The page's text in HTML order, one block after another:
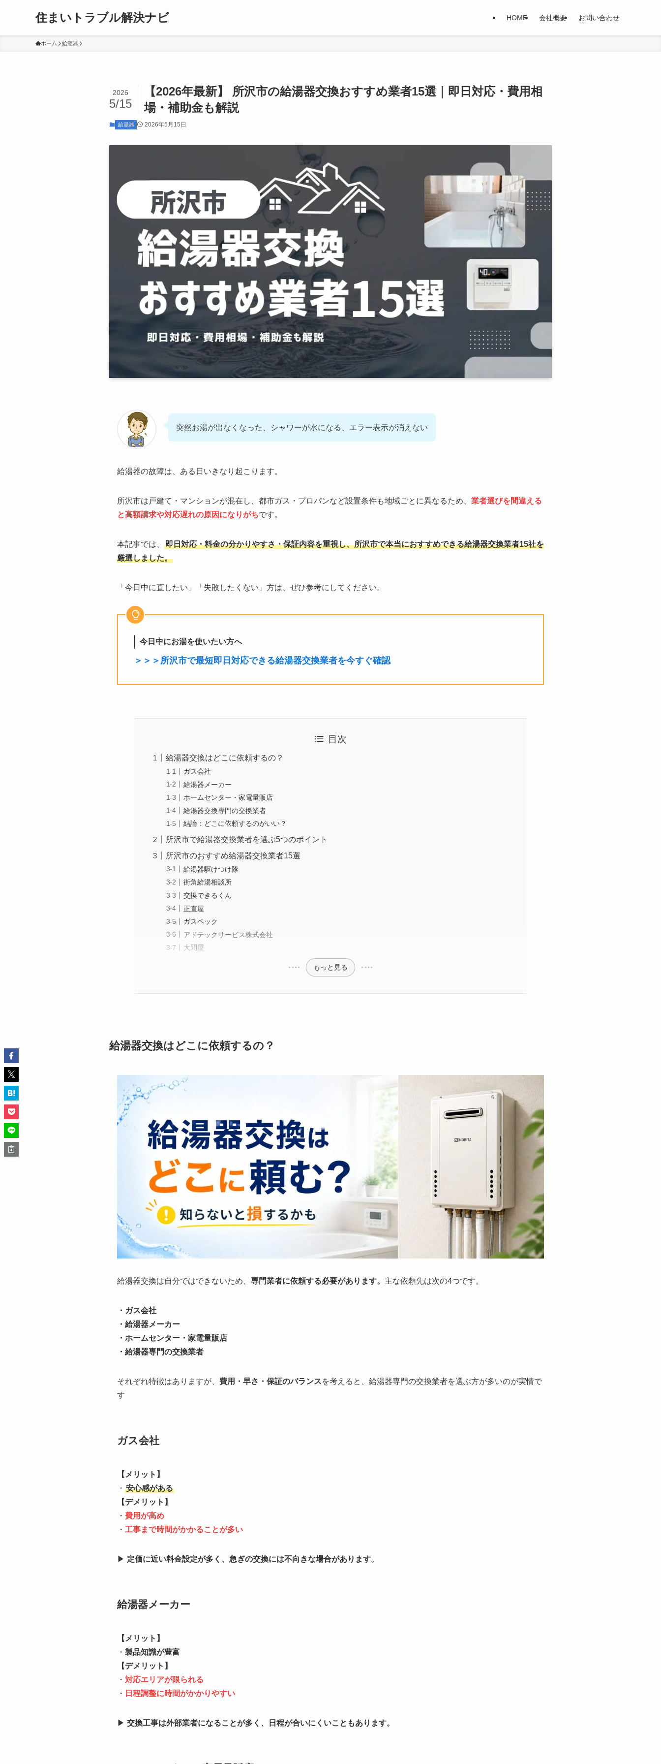
住まいトラブル解決ナビ HOME 会社概要 お問い合わせ
ホーム 給湯器
【2026年最新】 所沢市の給湯器交換おすすめ業者15選｜即日対応・費用相
場・補助金も解説
2026
5/15
給湯器 2026年5月15日
突然お湯が出なくなった、シャワーが水になる、エラー表示が消えない
給湯器の故障は、ある日いきなり起こります。
所沢市は戸建て・マンションが混在し、都市ガス・プロパンなど設置条件も地域ごとに異なるため、 業者選びを間違える
と高額請求や対応遅れの原因になりがちです。
本記事では、
即日対応・料金の分かりやすさ・保証内容を重視し、所沢市で本当におすすめできる給湯器交換業者15社を
厳選しました。
「今日中に直したい」「失敗したくない」方は、ぜひ参考にしてください。
今日中にお湯を使いたい方へ
＞＞＞所沢市で最短即日対応できる給湯器交換業者を今すぐ確認
目次
給湯器交換はどこに依頼するの？
ガス会社
給湯器メーカー
ホームセンター・家電量販店
給湯器交換専門の交換業者
結論：どこに依頼するのがいい？
所沢市で給湯器交換業者を選ぶ5つのポイント
所沢市のおすすめ給湯器交換業者15選
給湯器駆けつけ隊
街角給湯相談所
交換できるくん
正直屋
ガスペック
アドテックサービス株式会社
大問屋
もっと見る
給湯器交換はどこに依頼するの？
給湯器交換は自分ではできないため、 専門業者に依頼する必要があります。 主な依頼先は次の4つです。
・ガス会社
・給湯器メーカー
・ホームセンター・家電量販店
・給湯器専門の交換業者
それぞれ特徴はありますが、 費用・早さ・保証のバランスを考えると、給湯器専門の交換業者を選ぶ方が多いのが実情で
す
ガス会社
【メリット】
・ 安心感がある
【デメリット】
・ 費用が高め
・ 工事まで時間がかかることが多い
▶ 定価に近い料金設定が多く、急ぎの交換には不向きな場合があります。
給湯器メーカー
【メリット】
・ 製品知識が豊富
【デメリット】
・ 対応エリアが限られる
・ 日程調整に時間がかかりやすい
▶ 交換工事は外部業者になることが多く、日程が合いにくいこともあります。